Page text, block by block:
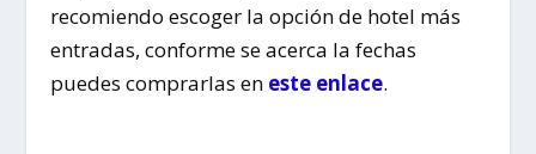
recomiendo escoger la opción de hotel más
entradas, conforme se acerca la fechas
puedes comprarlas en este enlace.